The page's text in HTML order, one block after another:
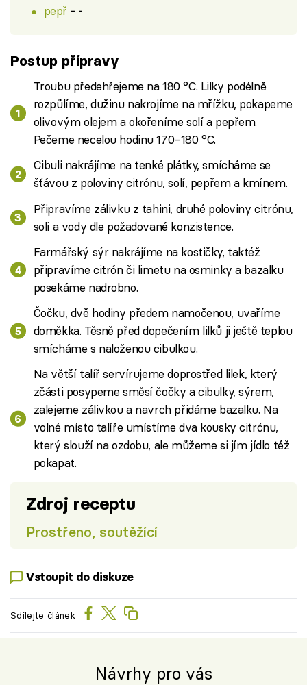
pepř - -
Postup přípravy
Troubu předehřejeme na 180 °C. Lilky podélně
rozpůlíme, dužinu nakrojíme na mřížku, pokapeme
olivovým olejem a okořeníme solí a pepřem.
Pečeme necelou hodinu 170–180 °C.
Cibuli nakrájíme na tenké plátky, smícháme se
šťávou z poloviny citrónu, solí, pepřem a kmínem.
Připravíme zálivku z tahini, druhé poloviny citrónu,
soli a vody dle požadované konzistence.
Farmářský sýr nakrájíme na kostičky, taktéž
připravíme citrón či limetu na osminky a bazalku
posekáme nadrobno.
Čočku, dvě hodiny předem namočenou, uvaříme
doměkka. Těsně před dopečením lilků ji ještě teplou
smícháme s naloženou cibulkou.
Na větší talíř servírujeme doprostřed lilek, který
zčásti posypeme směsí čočky a cibulky, sýrem,
zalejeme zálivkou a navrch přidáme bazalku. Na
volné místo talíře umístíme dva kousky citrónu,
který slouží na ozdobu, ale můžeme si jím jídlo též
pokapat.
Zdroj receptu
Prostřeno, soutěžící
Vstoupit do diskuze
Sdílejte článek
Návrhy pro vás